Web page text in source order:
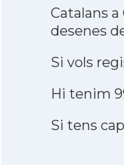
Catalans
desenes
Si vols
Hi tenim
Si tens